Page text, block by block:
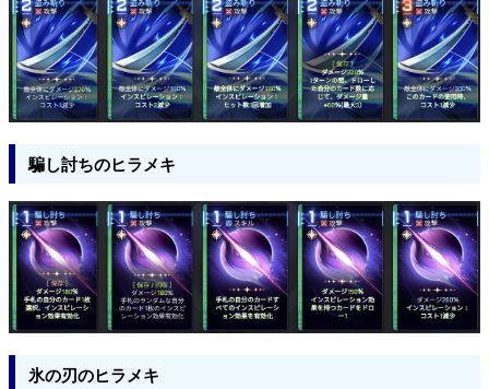
騙し討ちのヒラメキ
氷の刃のヒラメキ